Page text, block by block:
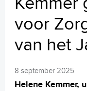
voor
van het
8 september 2025
Helene Kemmer,